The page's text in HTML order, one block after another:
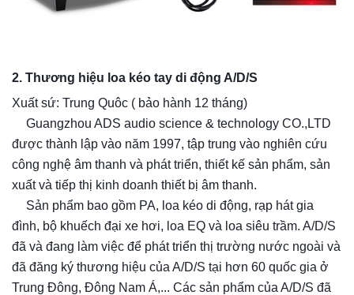
2. Thương hiệu loa kéo tay di động A/D/S
Xuất sứ: Trung Quôc ( bảo hành 12 tháng)
Guangzhou ADS audio science & technology CO.,LTD
được thành lập vào năm 1997, tập trung vào nghiên cứu
công nghệ âm thanh và phát triển, thiết kế sản phẩm, sản
xuất và tiếp thị kinh doanh thiết bị âm thanh.
Sản phẩm bao gồm PA, loa kéo di động, rạp hát gia
đình, bộ khuếch đại xe hơi, loa EQ và loa siêu trầm. A/D/S
đã và đang làm việc để phát triển thị trường nước ngoài và
đã đăng ký thương hiệu của A/D/S tại hơn 60 quốc gia ở
Trung Đông, Đông Nam Á,... Các sản phẩm của A/D/S đã